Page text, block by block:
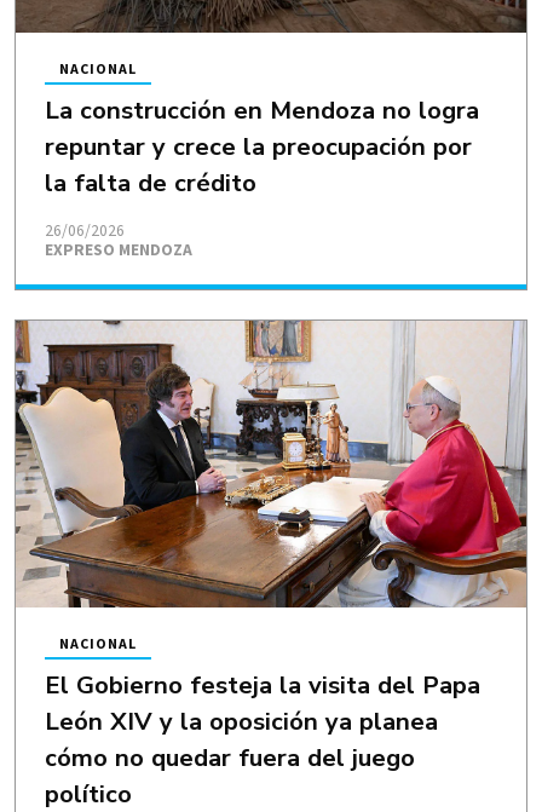
La construcción en Mendoza no logra
repuntar y crece la preocupación por
la falta de crédito
EXPRESO MENDOZA
NACIONAL
26/06/2026
El Gobierno festeja la visita del Papa
León XIV y la oposición ya planea
cómo no quedar fuera del juego
político
NACIONAL